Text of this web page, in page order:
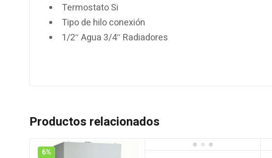
Termostato Si
Tipo de hilo conexión
1/2″ Agua 3/4″ Radiadores
Productos relacionados
6%